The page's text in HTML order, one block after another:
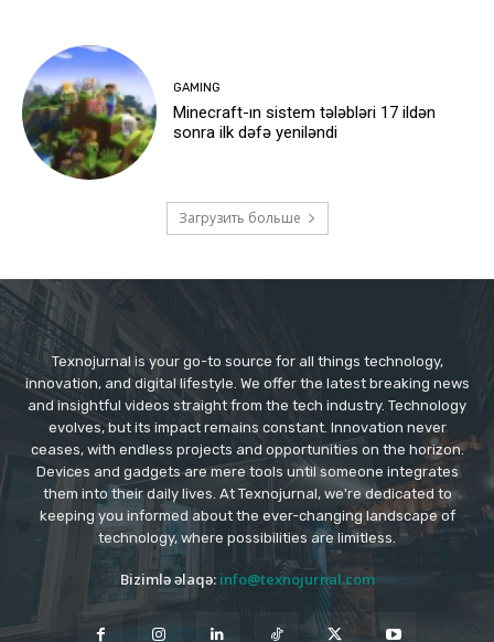
GAMING
Minecraft-ın sistem tələbləri 17 ildən
sonra ilk dəfə yeniləndi
Загрузить больше
Texnojurnal is your go-to source for all things technology,
innovation, and digital lifestyle. We offer the latest breaking news
and insightful videos straight from the tech industry. Technology
evolves, but its impact remains constant. Innovation never
ceases, with endless projects and opportunities on the horizon.
Devices and gadgets are mere tools until someone integrates
them into their daily lives. At Texnojurnal, we're dedicated to
keeping you informed about the ever-changing landscape of
technology, where possibilities are limitless.
Bizimlə əlaqə: info@texnojurnal.com